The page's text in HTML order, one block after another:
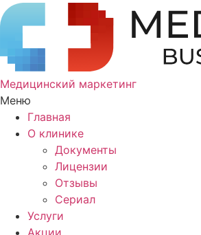
Медицинский маркетинг
Меню
Главная
О клинике
Документы
Лицензии
Отзывы
Сериал
Услуги
Акции